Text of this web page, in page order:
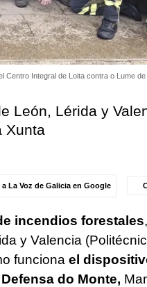
Integral de Loita contra o Lume de
León, Lérida y
Xunta
a La Voz de Galicia en Google
incendios forestales
y Valencia
funciona el
Defensa do Monte,